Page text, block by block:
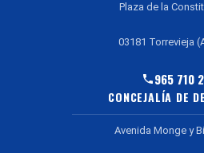
Plaza de la
03181 Torrevieja
965 710
CONCEJALÍA DE
Avenida Monge y